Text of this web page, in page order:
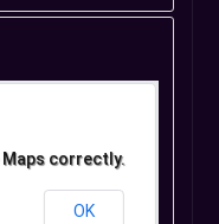
Maps correctly.
OK